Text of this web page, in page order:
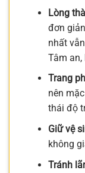
Lòng
đơn
nhất
Tâm
Trang
nên
thái độ
Giữ vệ
không
Tránh